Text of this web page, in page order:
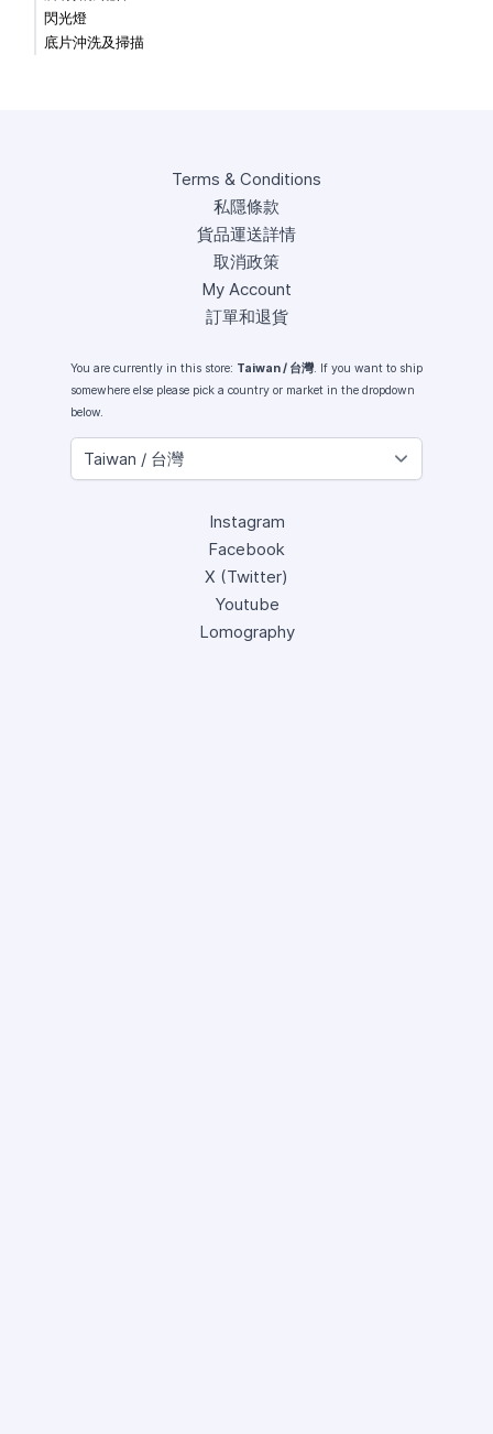
閃光燈
底片沖洗及掃描
Terms & Conditions
私隱條款
貨品運送詳情
取消政策
My Account
訂單和退貨
You are currently in this store: Taiwan / 台灣. If you want to ship
somewhere else please pick a country or market in the dropdown
below.
Instagram
Facebook
X (Twitter)
Youtube
Lomography